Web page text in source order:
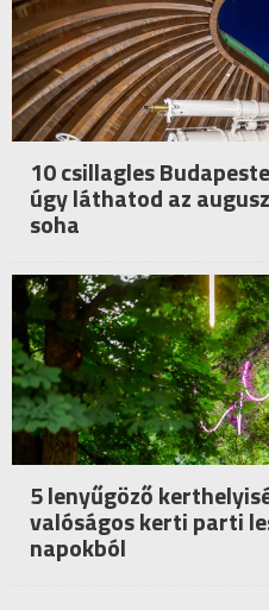
10 csillagles
úgy láthatod az
soha
5 lenyűgöző
valóságos kerti parti
napokból